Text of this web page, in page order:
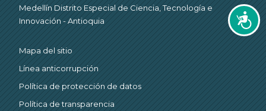
Medellín Distrito Especial de Ciencia, Tecnología e
Innovación - Antioquia
Mapa del sitio
Línea anticorrupción
Política de protección de datos
Política de transparencia